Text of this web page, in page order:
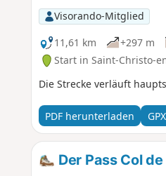
Visorando-Mitglied
11,61 km
+297 m
Start in Saint-Christo-
Die Strecke verläuft
PDF herunterladen
Der Pass Col